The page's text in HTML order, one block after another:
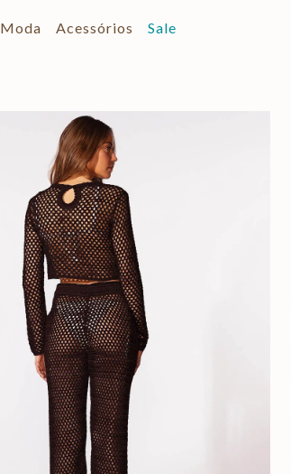
Moda Acessórios Sale